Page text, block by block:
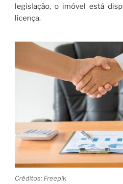
legislação, o imóvel está
licença.
Créditos: Freepik